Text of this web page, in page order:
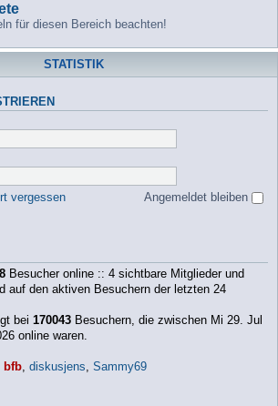
für diesen Bereich beachten!
STATISTIK
vergessen Angemeldet bleiben
Besucher online :: 4 sichtbare Mitglieder und
auf den aktiven Besuchern der letzten 24
bei 170043 Besuchern, die zwischen Mi 29. Jul
online waren.
bfb, diskusjens, Sammy69